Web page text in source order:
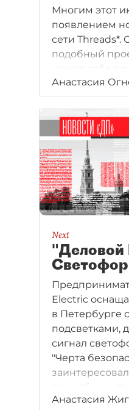
Многим этот
появлением
сети Threads*.
подобный
может себе
стартапер
Цукерберга.
давно не
популярных
проектов, ни
А какие
перспективны
и какие
запускают?
Анастасия
Next
"Деловой
Electric
в Петербурге
подсветками,
сигнал
"Черта
оборот
Анастасия